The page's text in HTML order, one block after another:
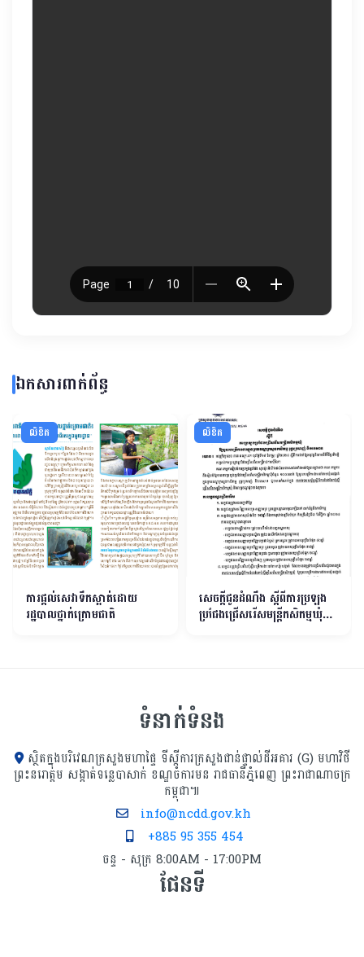
ឯកសារពាក់ព័ន្ធ
លិខិត
ការផ្តល់សេវាទឹកស្អាត់ដោយ
រដ្ឋបាលថ្នាក់ក្រោមជាតិ
លិខិត
សេចក្តីជូនដំណឹង ស្តីពីការប្រឡង
ប្រជែងជ្រើសរើសមន្ត្រីកសិកម្មឃុំឱ្យ
ទំនាក់ទំនង
ស្ថិតក្នុងបរិវេណក្រសួងមហាផ្ទៃ ទីស្ដីការក្រសួង​ជាន់ផ្ទាល់ដីអគារ (G) មហាវិថី
ព្រះនរោត្តម សង្កាត់ទន្លេបាសាក់ ខណ្ឌចំការមន រាជធានីភ្នំពេញ ព្រះរាជាណាចក្រ
កម្ពុជា៕
info@ncdd.gov.kh
+885 95 355 454
ចន្ទ - សុក្រ 8:00AM - 17:00PM
ផែនទី